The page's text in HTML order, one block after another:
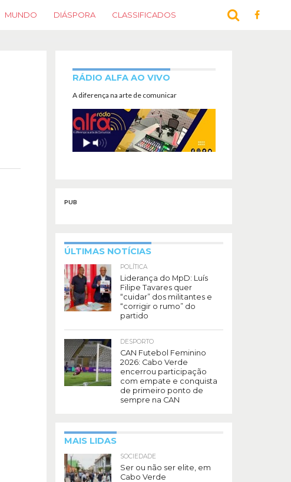
MUNDO DIÁSPORA CLASSIFICADOS
RÁDIO ALFA AO VIVO
A diferença na arte de comunicar
PUB
ÚLTIMAS NOTÍCIAS
POLÍTICA
Liderança do MpD: Luís
Filipe Tavares quer
“cuidar” dos militantes e
“corrigir o rumo” do
partido
DESPORTO
CAN Futebol Feminino
2026: Cabo Verde
encerrou participação
com empate e conquista
de primeiro ponto de
sempre na CAN
MAIS LIDAS
SOCIEDADE
Ser ou não ser elite, em
Cabo Verde